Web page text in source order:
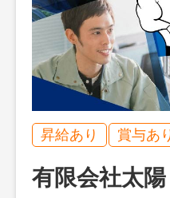
昇給あり 賞与あ
有限会社太陽